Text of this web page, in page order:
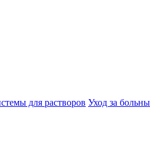
для растворов Уход за